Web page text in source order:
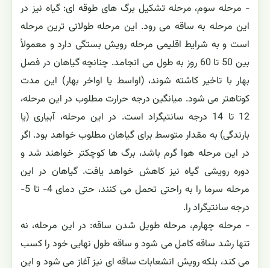
- مرحله سوم، مرحله تشکیل برگ های طوقه ای: گیاه نیز در
این مرحله به ساقه می رود. این مرحله طولانی ترین مرحله
است و به شرایط اقلیمی مرحله رویش بستگی دارد و معمولاً
بین 50 تا 60 روز به طول می انجامد. چنانچه گیاهان در فصل
بهار با تاخیر کاشته شوند، (اواسط یا اواخر بهار) این مدت
کوتاهتر می شود. میانگین درجه حرارت مطلوب در این مرحله،
12 تا 14 درجه سانتیگراد است. در این مرحله، آبیاری (یا
بارندگی) به مقدار متوسط برای گیاهان مطلوب خواهد بود. اگر
در این مرحله هوا گرم باشد، برگ ها کوچکتر خواهند شد و
دوره رویشی گیاه نیز کاهش خواهد یافت. گیاهان در این
مرحله سرما را به راحتی تحمل می کنند، حتی دمای 4- تا 5-
درجه سانتیگراد را.
- مرحله چهارم، مرحله طویل شدن ساقه: در این مرحله، نه
تنها رشد ساقه کامل می شود و ساقه طول نهایی خود را کسب
می کند، بلکه رویش انشعابات ساقه ای نیز آغاز می شود و این